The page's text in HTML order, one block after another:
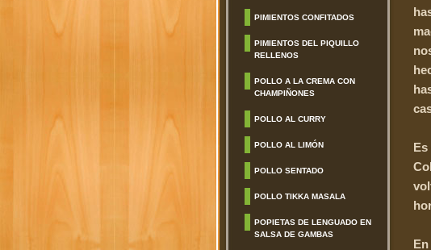
PIMIENTOS CONFITADOS
PIMIENTOS DEL PIQUILLO
RELLENOS
POLLO A LA CREMA CON
CHAMPIÑONES
POLLO AL CURRY
POLLO AL LIMÓN
POLLO SENTADO
POLLO TIKKA MASALA
POPIETAS DE LENGUADO EN
SALSA DE GAMBAS
Es